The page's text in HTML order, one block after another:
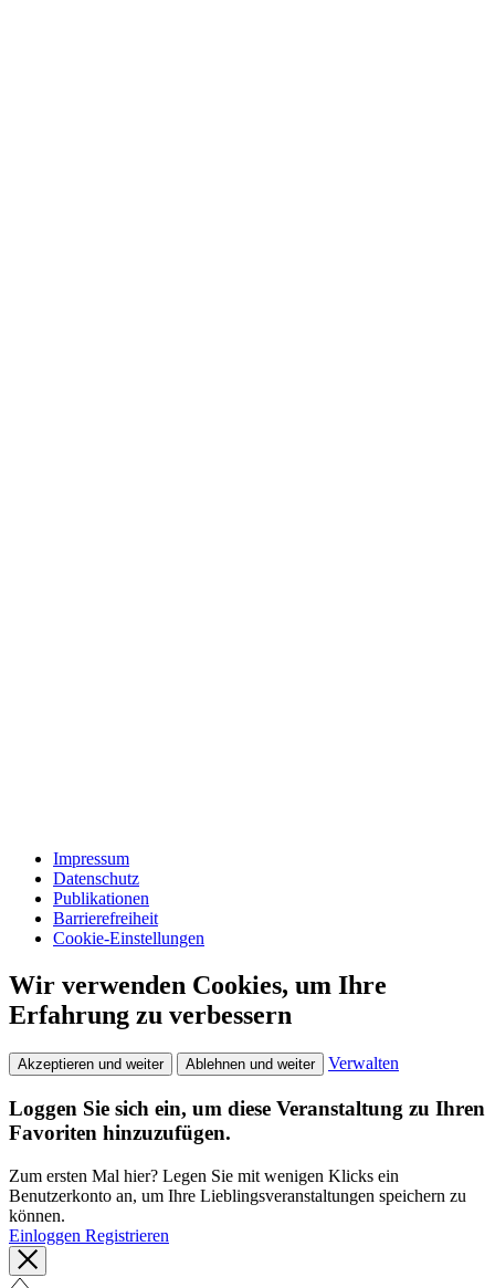
Impressum
Datenschutz
Publikationen
Barrierefreiheit
Cookie-Einstellungen
Wir verwenden Cookies, um Ihre
Erfahrung zu verbessern
Akzeptieren und weiter Ablehnen und weiter Verwalten
Loggen Sie sich ein, um diese Veranstaltung zu Ihren
Favoriten hinzuzufügen.
Zum ersten Mal hier? Legen Sie mit wenigen Klicks ein
Benutzerkonto an, um Ihre Lieblingsveranstaltungen speichern zu
können.
Einloggen Registrieren